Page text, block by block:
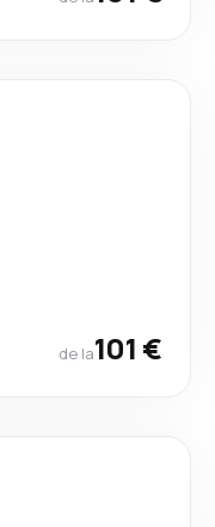
de la101 €